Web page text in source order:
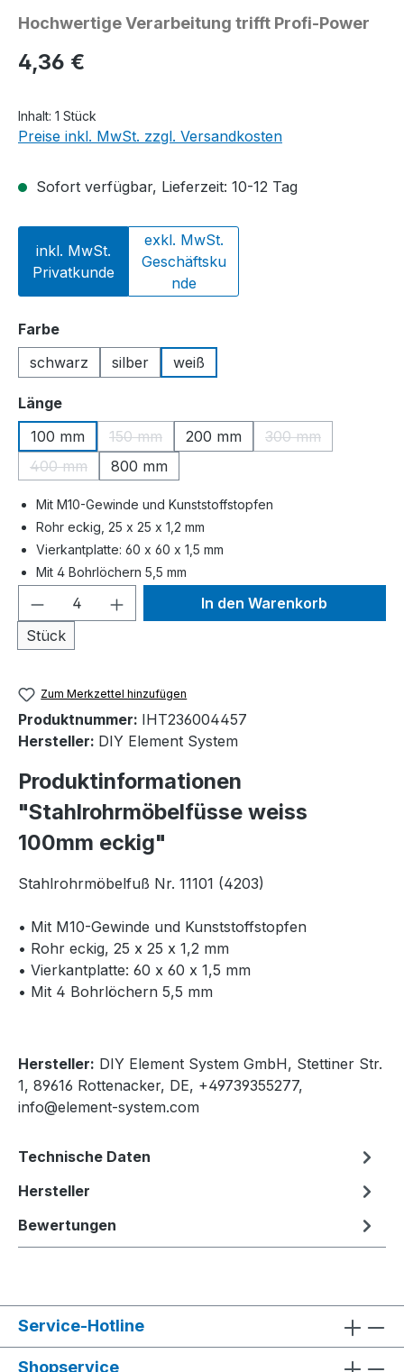
Hochwertige Verarbeitung trifft Profi-Power
Regulärer Preis:
4,36 €
Inhalt: 1 Stück
Preise inkl. MwSt. zzgl. Versandkosten
Sofort verfügbar, Lieferzeit: 10-12 Tag
inkl. MwSt.
Privatkunde
exkl. MwSt.
Geschäftsku
nde
Farbeauswählen
schwarz
silber weiß
Längeauswählen
100 mm
150 mm
(Diese Option ist zurzeit nicht verfügbar.)
200 mm 300 mm
(Diese Option ist
400 mm
(Diese Option ist zurzeit nicht verfügbar.)
800 mm
Mit M10-Gewinde und Kunststoffstopfen
Rohr eckig, 25 x 25 x 1,2 mm
Vierkantplatte: 60 x 60 x 1,5 mm
Mit 4 Bohrlöchern 5,5 mm
Produkt Anzahl: Gib den
Stück
In den Warenkorb
Zum Merkzettel hinzufügen
Produktnummer: IHT236004457
Hersteller: DIY Element System
Produktinformationen
"Stahlrohrmöbelfüsse weiss
100mm eckig"
Stahlrohrmöbelfuß Nr. 11101 (4203)
• Mit M10-Gewinde und Kunststoffstopfen
• Rohr eckig, 25 x 25 x 1,2 mm
• Vierkantplatte: 60 x 60 x 1,5 mm
• Mit 4 Bohrlöchern 5,5 mm
Hersteller: DIY Element System GmbH, Stettiner Str.
1, 89616 Rottenacker, DE, +49739355277,
info@element-system.com
Technische Daten
Hersteller
Bewertungen
Service-Hotline
Shopservice